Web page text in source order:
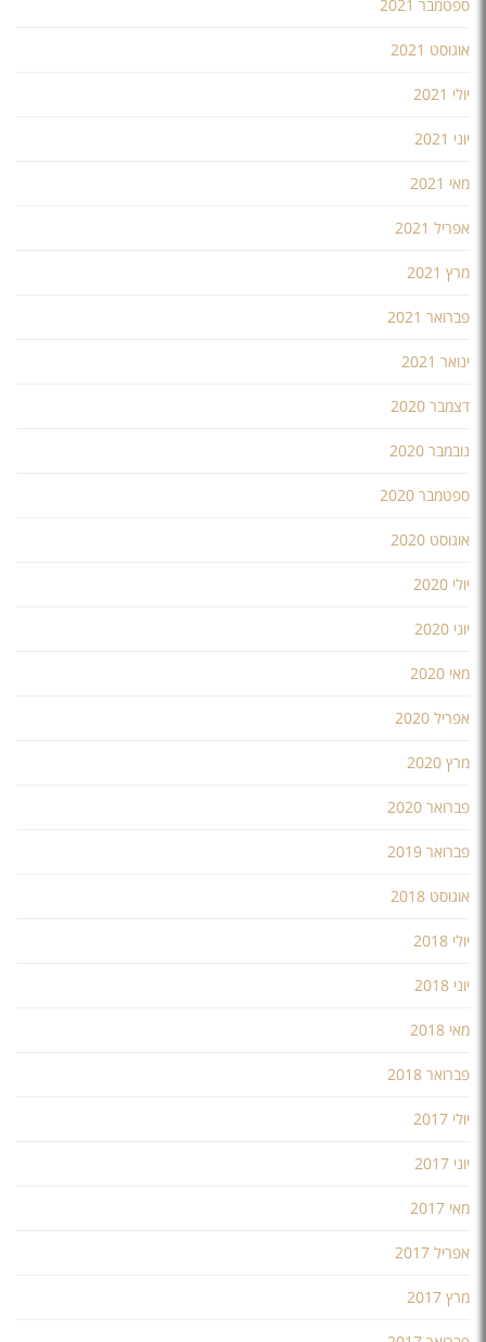
ספטמבר 2021
אוגוסט 2021
יולי 2021
יוני 2021
מאי 2021
אפריל 2021
מרץ 2021
פברואר 2021
ינואר 2021
דצמבר 2020
נובמבר 2020
ספטמבר 2020
אוגוסט 2020
יולי 2020
יוני 2020
מאי 2020
אפריל 2020
מרץ 2020
פברואר 2020
פברואר 2019
אוגוסט 2018
יולי 2018
יוני 2018
מאי 2018
פברואר 2018
יולי 2017
יוני 2017
מאי 2017
אפריל 2017
מרץ 2017